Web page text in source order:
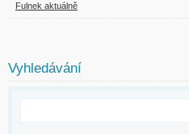
Fulnek aktuálně
Vyhledávání